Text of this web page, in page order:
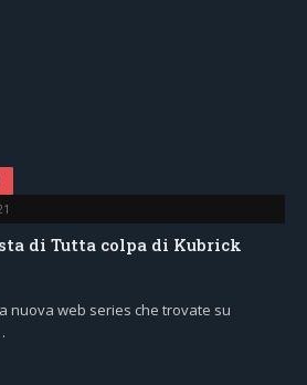
di Tutta colpa di Kubrick
nuova web series che trovate su